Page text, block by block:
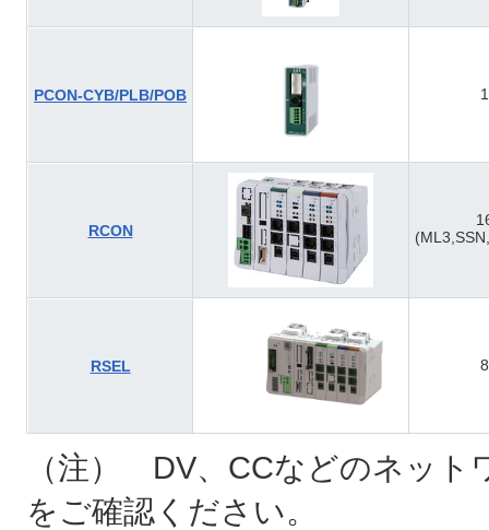
PCON-CYB/PLB/POB 1
RCON
RSEL 8
（注） DV、CCなどのネット
をご確認ください。